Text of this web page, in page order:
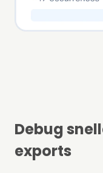
Debug
exports